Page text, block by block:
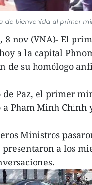
de bienvenida al primer
8 nov (VNA)- El
a la capital
de su homólogo
de Paz, el primer
Pham Minh Chinh
Ministros
presentaron a los